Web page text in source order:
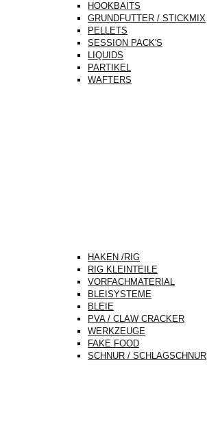
HOOKBAITS
GRUNDFUTTER / STICKMIX
PELLETS
SESSION PACK'S
LIQUIDS
PARTIKEL
WAFTERS
HAKEN /RIG
RIG KLEINTEILE
VORFACHMATERIAL
BLEISYSTEME
BLEIE
PVA / CLAW CRACKER
WERKZEUGE
FAKE FOOD
SCHNUR / SCHLAGSCHNUR